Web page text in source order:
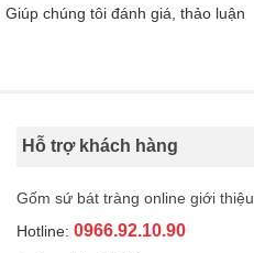
Giúp chúng tôi đánh giá, thảo luận
Hỗ trợ khách hàng
Gốm sứ bát tràng online giới thiệu
Hotline: 0966.92.10.90